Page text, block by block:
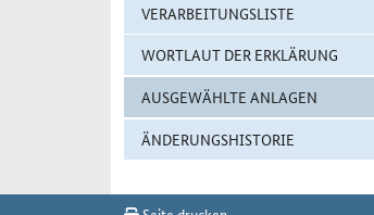
VERARBEITUNGSLISTE
WORTLAUT DER ERKLÄRUNG
AUSGEWÄHLTE ANLAGEN
ÄNDERUNGSHISTORIE